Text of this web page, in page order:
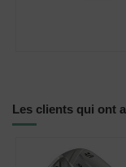
Les clients qui ont